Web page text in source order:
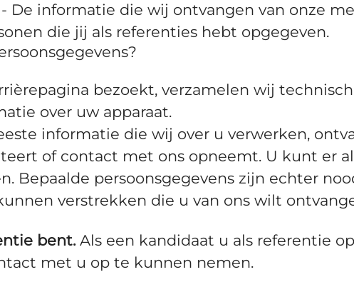
De informatie die wij ontvangen van onze
die jij als referenties hebt opgegeven.
bezoekt, verzamelen wij
over uw apparaat.
informatie die wij over u verwerken,
of contact met ons opneemt. U kunt er
Bepaalde persoonsgegevens zijn echter
verstrekken die u van ons wilt
bent.Als een kandidaat u als referentie
met u op te kunnen nemen.